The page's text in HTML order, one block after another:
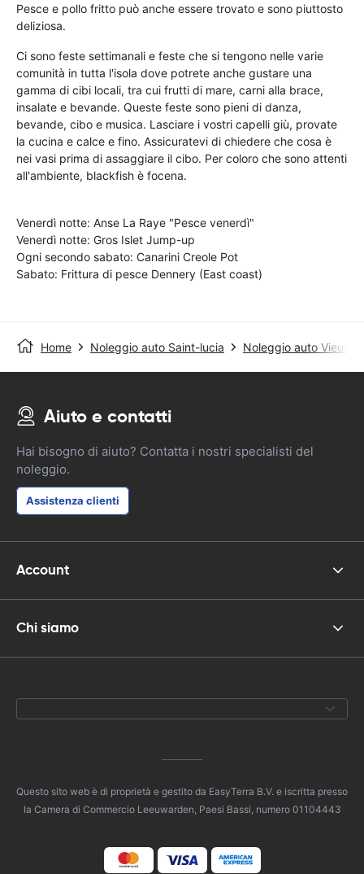
Pesce e pollo fritto può anche essere trovato e sono piuttosto
deliziosa.
Ci sono feste settimanali e feste che si tengono nelle varie
comunità in tutta l'isola dove potrete anche gustare una
gamma di cibi locali, tra cui frutti di mare, carni alla brace,
insalate e bevande. Queste feste sono pieni di danza,
bevande, cibo e musica. Lasciare i vostri capelli giù, provate
la cucina e calce e fino. Assicuratevi di chiedere che cosa è
nei vasi prima di assaggiare il cibo. Per coloro che sono attenti
all'ambiente, blackfish è focena.
Venerdì notte: Anse La Raye "Pesce venerdì"
Venerdì notte: Gros Islet Jump-up
Ogni secondo sabato: Canarini Creole Pot
Sabato: Frittura di pesce Dennery (East coast)
Home Noleggio auto Saint-lucia Noleggio auto Vieux
Aiuto e contatti
Hai bisogno di aiuto? Contatta i nostri specialisti del
noleggio.
Assistenza clienti
Account
Chi siamo
Questo sito web è di proprietà e gestito da EasyTerra B.V. e iscritta presso
la Camera di Commercio Leeuwarden, Paesi Bassi, numero 01104443